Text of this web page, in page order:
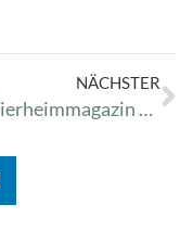
NÄCHSTER
Das Tierheimmagazin – Es ist da!!!